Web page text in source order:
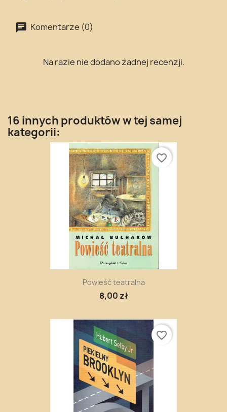
Komentarze (0)
Na razie nie dodano żadnej recenzji.
16 innych produktów w tej samej
kategorii:
Powieść teatralna
8,00 zł
favorite_border
favorite_border